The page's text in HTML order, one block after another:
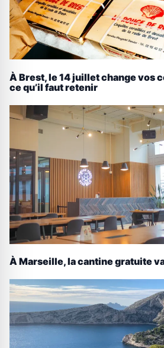
À Brest, le 14 juillet change vos
ce qu’il faut retenir
À Marseille, la cantine gratuite